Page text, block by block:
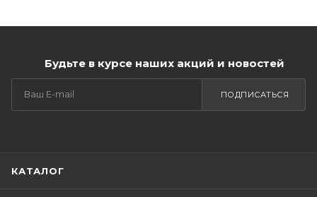
Будьте в курсе наших акций и новостей
ПОДПИСАТЬСЯ
КАТАЛОГ